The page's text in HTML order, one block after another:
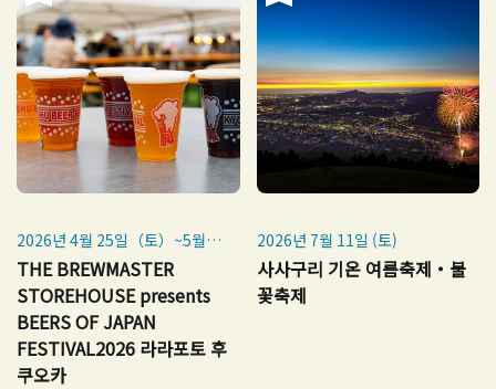
2026년 4월 25일（토）~5월 6
일（수, 공휴일）
※우천 시 실시, 악천후 시 취소
THE BREWMASTER
STOREHOUSE presents
BEERS OF JAPAN
FESTIVAL2026 라라포토 후
쿠오카
2026년 7월 11일 (토)
사사구리 기온 여름축제・불
꽃축제